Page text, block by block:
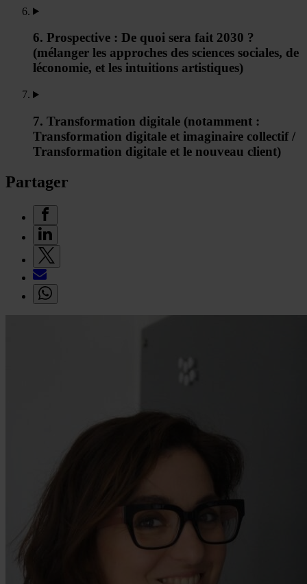
6. Prospective : De quoi sera fait 2030 ?
(mélanger les approches des sciences sociales, de
léconomie, et les intuitions artistiques)
7. Transformation digitale (notamment :
Transformation digitale et imaginaire collectif /
Transformation digitale et le nouveau client)
Partager